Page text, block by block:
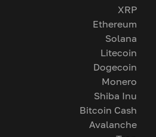
XRP
Ethereum
Solana
Litecoin
Dogecoin
Monero
Shiba Inu
Bitcoin Cash
Avalanche